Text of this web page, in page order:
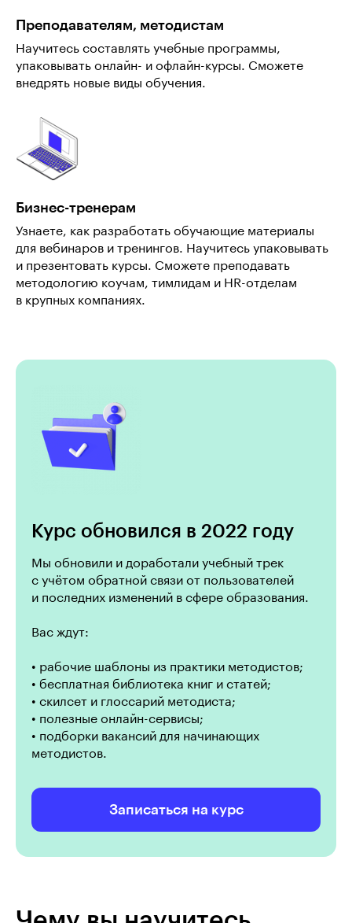
Преподавателям, методистам
Научитесь составлять учебные программы,
упаковывать онлайн- и офлайн-курсы. Сможете
внедрять новые виды обучения.
Бизнес-тренерам
Узнаете, как разработать обучающие материалы
для вебинаров и тренингов. Научитесь упаковывать
и презентовать курсы. Сможете преподавать
методологию коучам, тимлидам и HR-отделам
в крупных компаниях.
Курс обновился в 2022 году
Мы обновили и доработали учебный трек
с учётом обратной связи от пользователей
и последних изменений в сфере образования.
Вас ждут:
• рабочие шаблоны из практики методистов;
• бесплатная библиотека книг и статей;
• скилсет и глоссарий методиста;
• полезные онлайн-сервисы;
• подборки вакансий для начинающих
методистов.
Записаться на курс